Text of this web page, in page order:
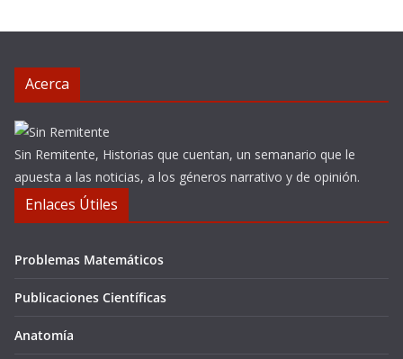
Acerca
Sin Remitente, Historias que cuentan, un semanario que le
apuesta a las noticias, a los géneros narrativo y de opinión.
Enlaces Útiles
Problemas Matemáticos
Publicaciones Científicas
Anatomía